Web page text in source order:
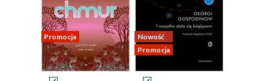
Promocja
Nowość
Promocja